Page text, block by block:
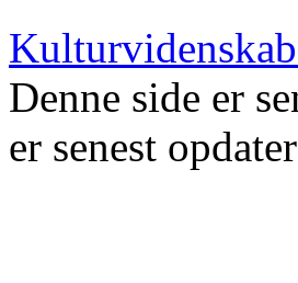
Denne side er
er senest